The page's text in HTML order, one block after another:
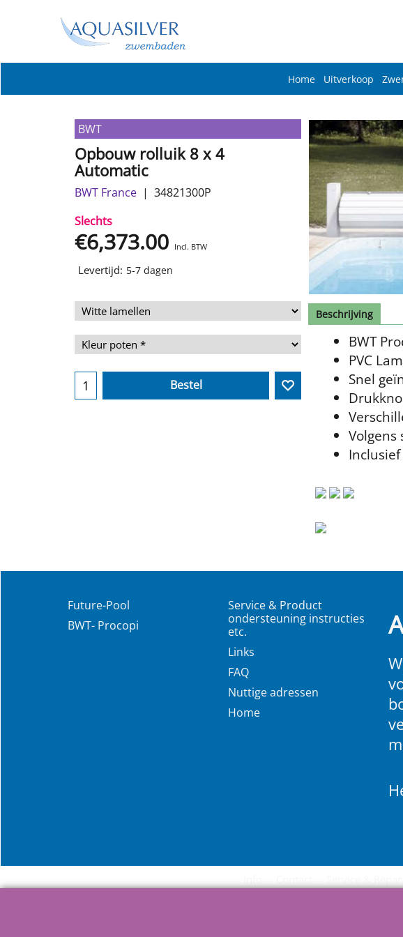
Home Uitverkoop
BWT
Opbouw rolluik 8 x 4
Automatic
BWT France
34821300P
Slechts
€6,373.00 Incl. BTW
Levertijd: 5-7 dagen
Bestel
Beschrijving
BWT
PVC
Snel
Future-Pool
BWT- Procopi
Service & Product
ondersteuning instructies
etc.
Links
FAQ
Nuttige adressen
Home